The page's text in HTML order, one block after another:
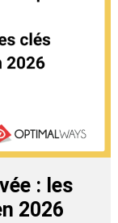
: les
2026